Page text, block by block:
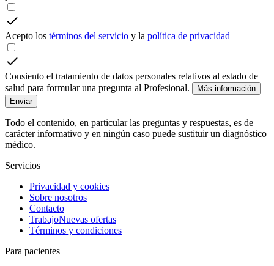
Acepto los términos del servicio y la política de privacidad
Consiento el tratamiento de datos personales relativos al estado de
salud para formular una pregunta al Profesional.
Más información
Enviar
Todo el contenido, en particular las preguntas y respuestas, es de
carácter informativo y en ningún caso puede sustituir un diagnóstico
médico.
Servicios
Privacidad y cookies
Sobre nosotros
Contacto
TrabajoNuevas ofertas
Términos y condiciones
Para pacientes